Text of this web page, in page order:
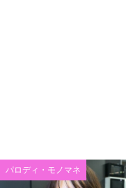
パロディ・モノマネ